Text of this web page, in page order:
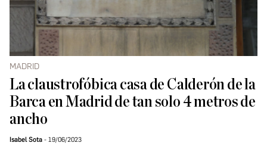
MADRID
La claustrofóbica casa de Calderón de la
Barca en Madrid de tan solo 4 metros de
ancho
Isabel Sota 19/06/2023